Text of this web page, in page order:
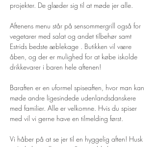
projekter. De glæder sig til at møde jer alle.
Aftenens menu står på sensommergrill også for
vegetarer med salat og andet tilbehør samt
Estrids bedste æblekage . Butikken vil være
åben, og der er mulighed for at købe iskolde
drikkevarer i baren hele aftenen!
Baraften er en uformel spiseaften, hvor man kan
møde andre ligesindede udenlandsdanskere
med familier. Alle er velkomne. Hvis du spiser
med vil vi gerne have en tilmelding først.
Vi håber på at se jer til en hyggelig aften! Husk